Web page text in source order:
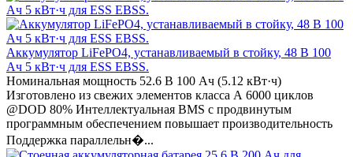
Аккумулятор LiFePO4, устанавливаемый в стойку, 48 В 100
Ач 5 кВт·ч для ESS EBSS.
Номинальная мощность 52.6 В 100 Ач (5.12 кВт·ч)
Изготовлено из свежих элементов класса А 6000 циклов
@DOD 80% Интеллектуальная BMS с продвинутым
программным обеспечением повышает производительность
Поддержка параллельн�...